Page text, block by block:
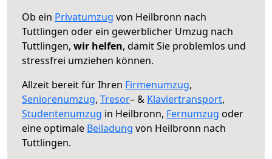
Ob ein Privatumzug von Heilbronn nach
Tuttlingen oder ein gewerblicher Umzug nach
Tuttlingen, wir helfen, damit Sie problemlos und
stressfrei umziehen können.
Allzeit bereit für Ihren Firmenumzug,
Seniorenumzug, Tresor– & Klaviertransport,
Studentenumzug in Heilbronn, Fernumzug oder
eine optimale Beiladung von Heilbronn nach
Tuttlingen.